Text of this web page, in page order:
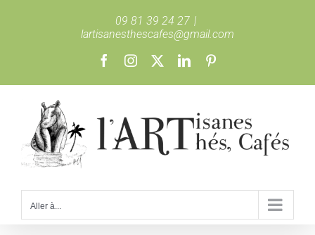
09 81 39 24 27 |
lartisanesthescafes@gmail.com
FacebookInstagram LinkedIn
Aller à...